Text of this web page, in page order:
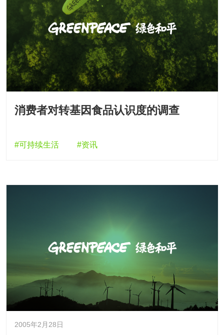
消费者对转基因食品认识度的调查
#可持续生活 #资讯
2005年2月28日